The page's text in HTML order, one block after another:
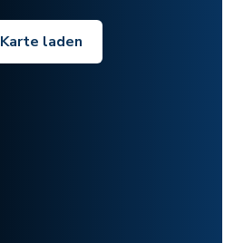
Karte laden